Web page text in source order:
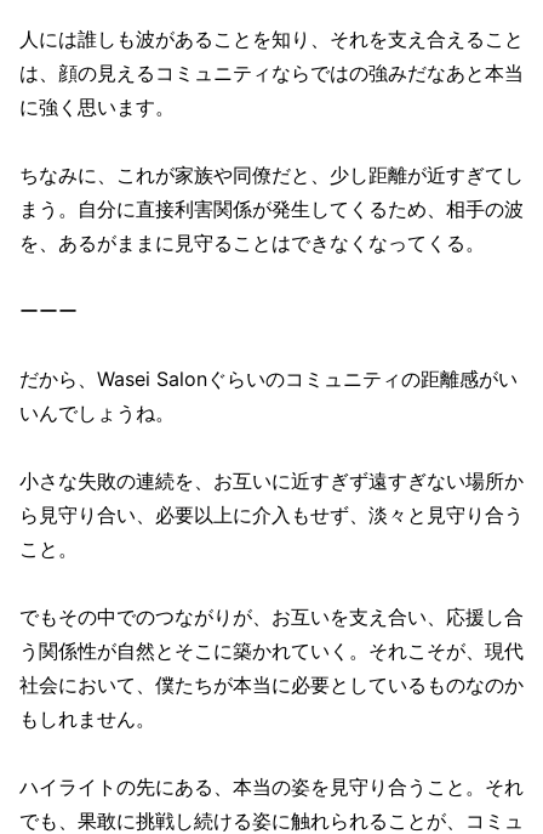
人には誰しも波があることを知り、それを支え合えること
は、顔の見えるコミュニティならではの強みだなあと本当
に強く思います。
ちなみに、これが家族や同僚だと、少し距離が近すぎてし
まう。自分に直接利害関係が発生してくるため、相手の波
を、あるがままに見守ることはできなくなってくる。
ーーー
だから、Wasei Salonぐらいのコミュニティの距離感がい
いんでしょうね。
小さな失敗の連続を、お互いに近すぎず遠すぎない場所か
ら見守り合い、必要以上に介入もせず、淡々と見守り合う
こと。
でもその中でのつながりが、お互いを支え合い、応援し合
う関係性が自然とそこに築かれていく。それこそが、現代
社会において、僕たちが本当に必要としているものなのか
もしれません。
ハイライトの先にある、本当の姿を見守り合うこと。それ
でも、果敢に挑戦し続ける姿に触れられることが、コミュ